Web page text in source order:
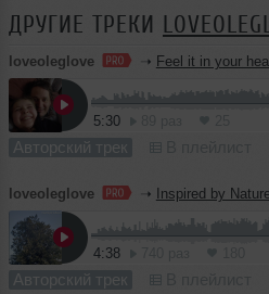
ДРУГИЕ ТРЕКИ
loveoleglove ➝ Feel it in your
5:30
Авторский трек
loveoleglove ➝ Inspired by
4:38
Авторский трек